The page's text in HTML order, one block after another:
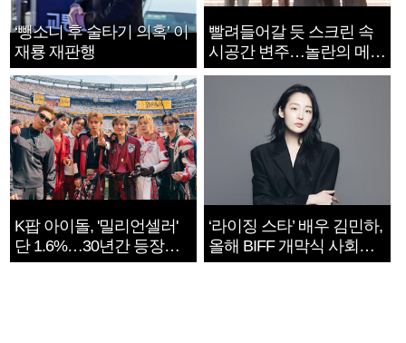
‘뺑소니 후 술타기 의혹’ 이
재룡 재판행
빨려들어갈 듯 스크린 속
시공간 변주…놀란의 메시
지는 ‘전쟁 속죄’
K팝 아이돌, '밀리언셀러'
단 1.6%…30년간 등장
1182개팀 전수조사
‘라이징 스타’ 배우 김민하,
올해 BIFF 개막식 사회자
확정